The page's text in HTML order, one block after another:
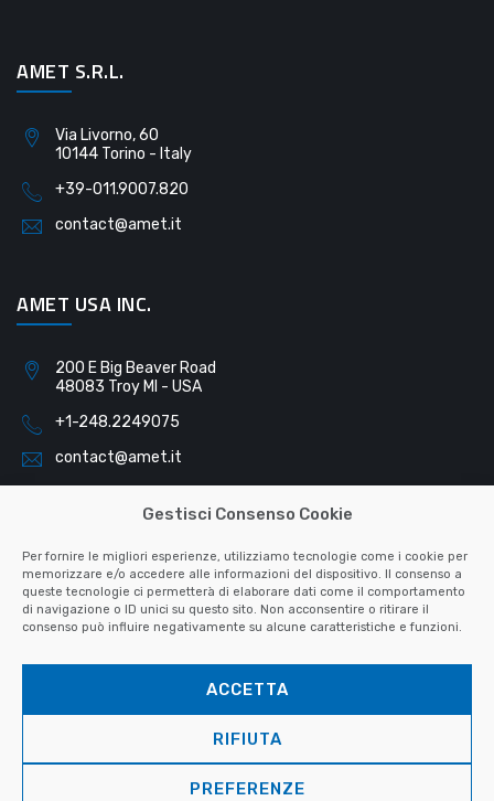
Gestisci Consenso Cookie
Per fornire le migliori esperienze, utilizziamo tecnologie come i cookie per
memorizzare e/o accedere alle informazioni del dispositivo. Il consenso a
queste tecnologie ci permetterà di elaborare dati come il comportamento
di navigazione o ID unici su questo sito. Non acconsentire o ritirare il
consenso può influire negativamente su alcune caratteristiche e funzioni.
ACCETTA
RIFIUTA
PREFERENZE
AMET S.R.L.
Via Livorno, 60
10144 Torino - Italy
+39-011.9007.820
contact@amet.it
AMET USA INC.
200 E Big Beaver Road
48083 Troy MI - USA
+1-248.2249075
contact@amet.it
Pribinova 791
040 01 Košice - Slovacchia
Copyright © 2025 AMET S.R.L. - P.IVA 07707700014 - All rights